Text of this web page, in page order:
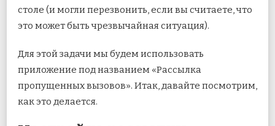
столе (и могли перезвонить, если вы считаете, что
это может быть чрезвычайная ситуация).
Для этой задачи мы будем использовать
приложение под названием «Рассылка
пропущенных вызовов». Итак, давайте посмотрим,
как это делается.